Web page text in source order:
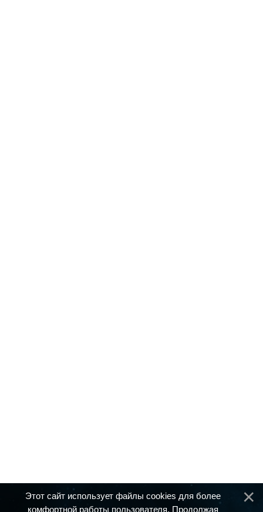
Этот сайт использует файлы cookies для более
комфортной работы пользователя. Продолжая